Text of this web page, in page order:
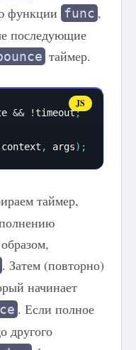
функции func ,
последующие
таймер.
&& !timeout;
context , args) ;
таймер,
. Затем (повторно)
начинает
. Если полное
другого